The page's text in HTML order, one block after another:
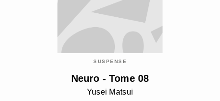
SUSPENSE
Neuro - Tome 08
Yusei Matsui